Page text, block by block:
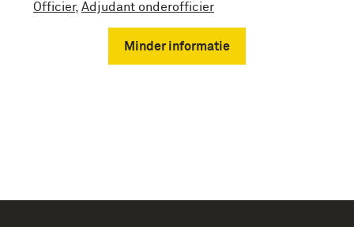
Officier, Adjudant onderofficier
Minder informatie